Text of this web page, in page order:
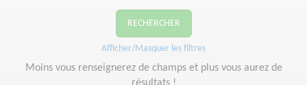
RECHERCHER
Afficher/Masquer les filtres
Moins vous renseignerez de champs et plus vous aurez de